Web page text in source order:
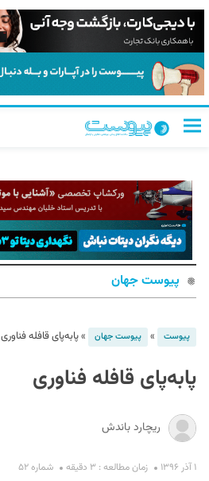
پیوست جهان
پیوست » پیوست جهان »پابه‌پای قافله فناوری
پابه‌پای قافله فناوری
ریچارد باندش
۱ آذر ۱۳۹۶ زمان مطالعه : ۳ دقیقه شماره ۵۲